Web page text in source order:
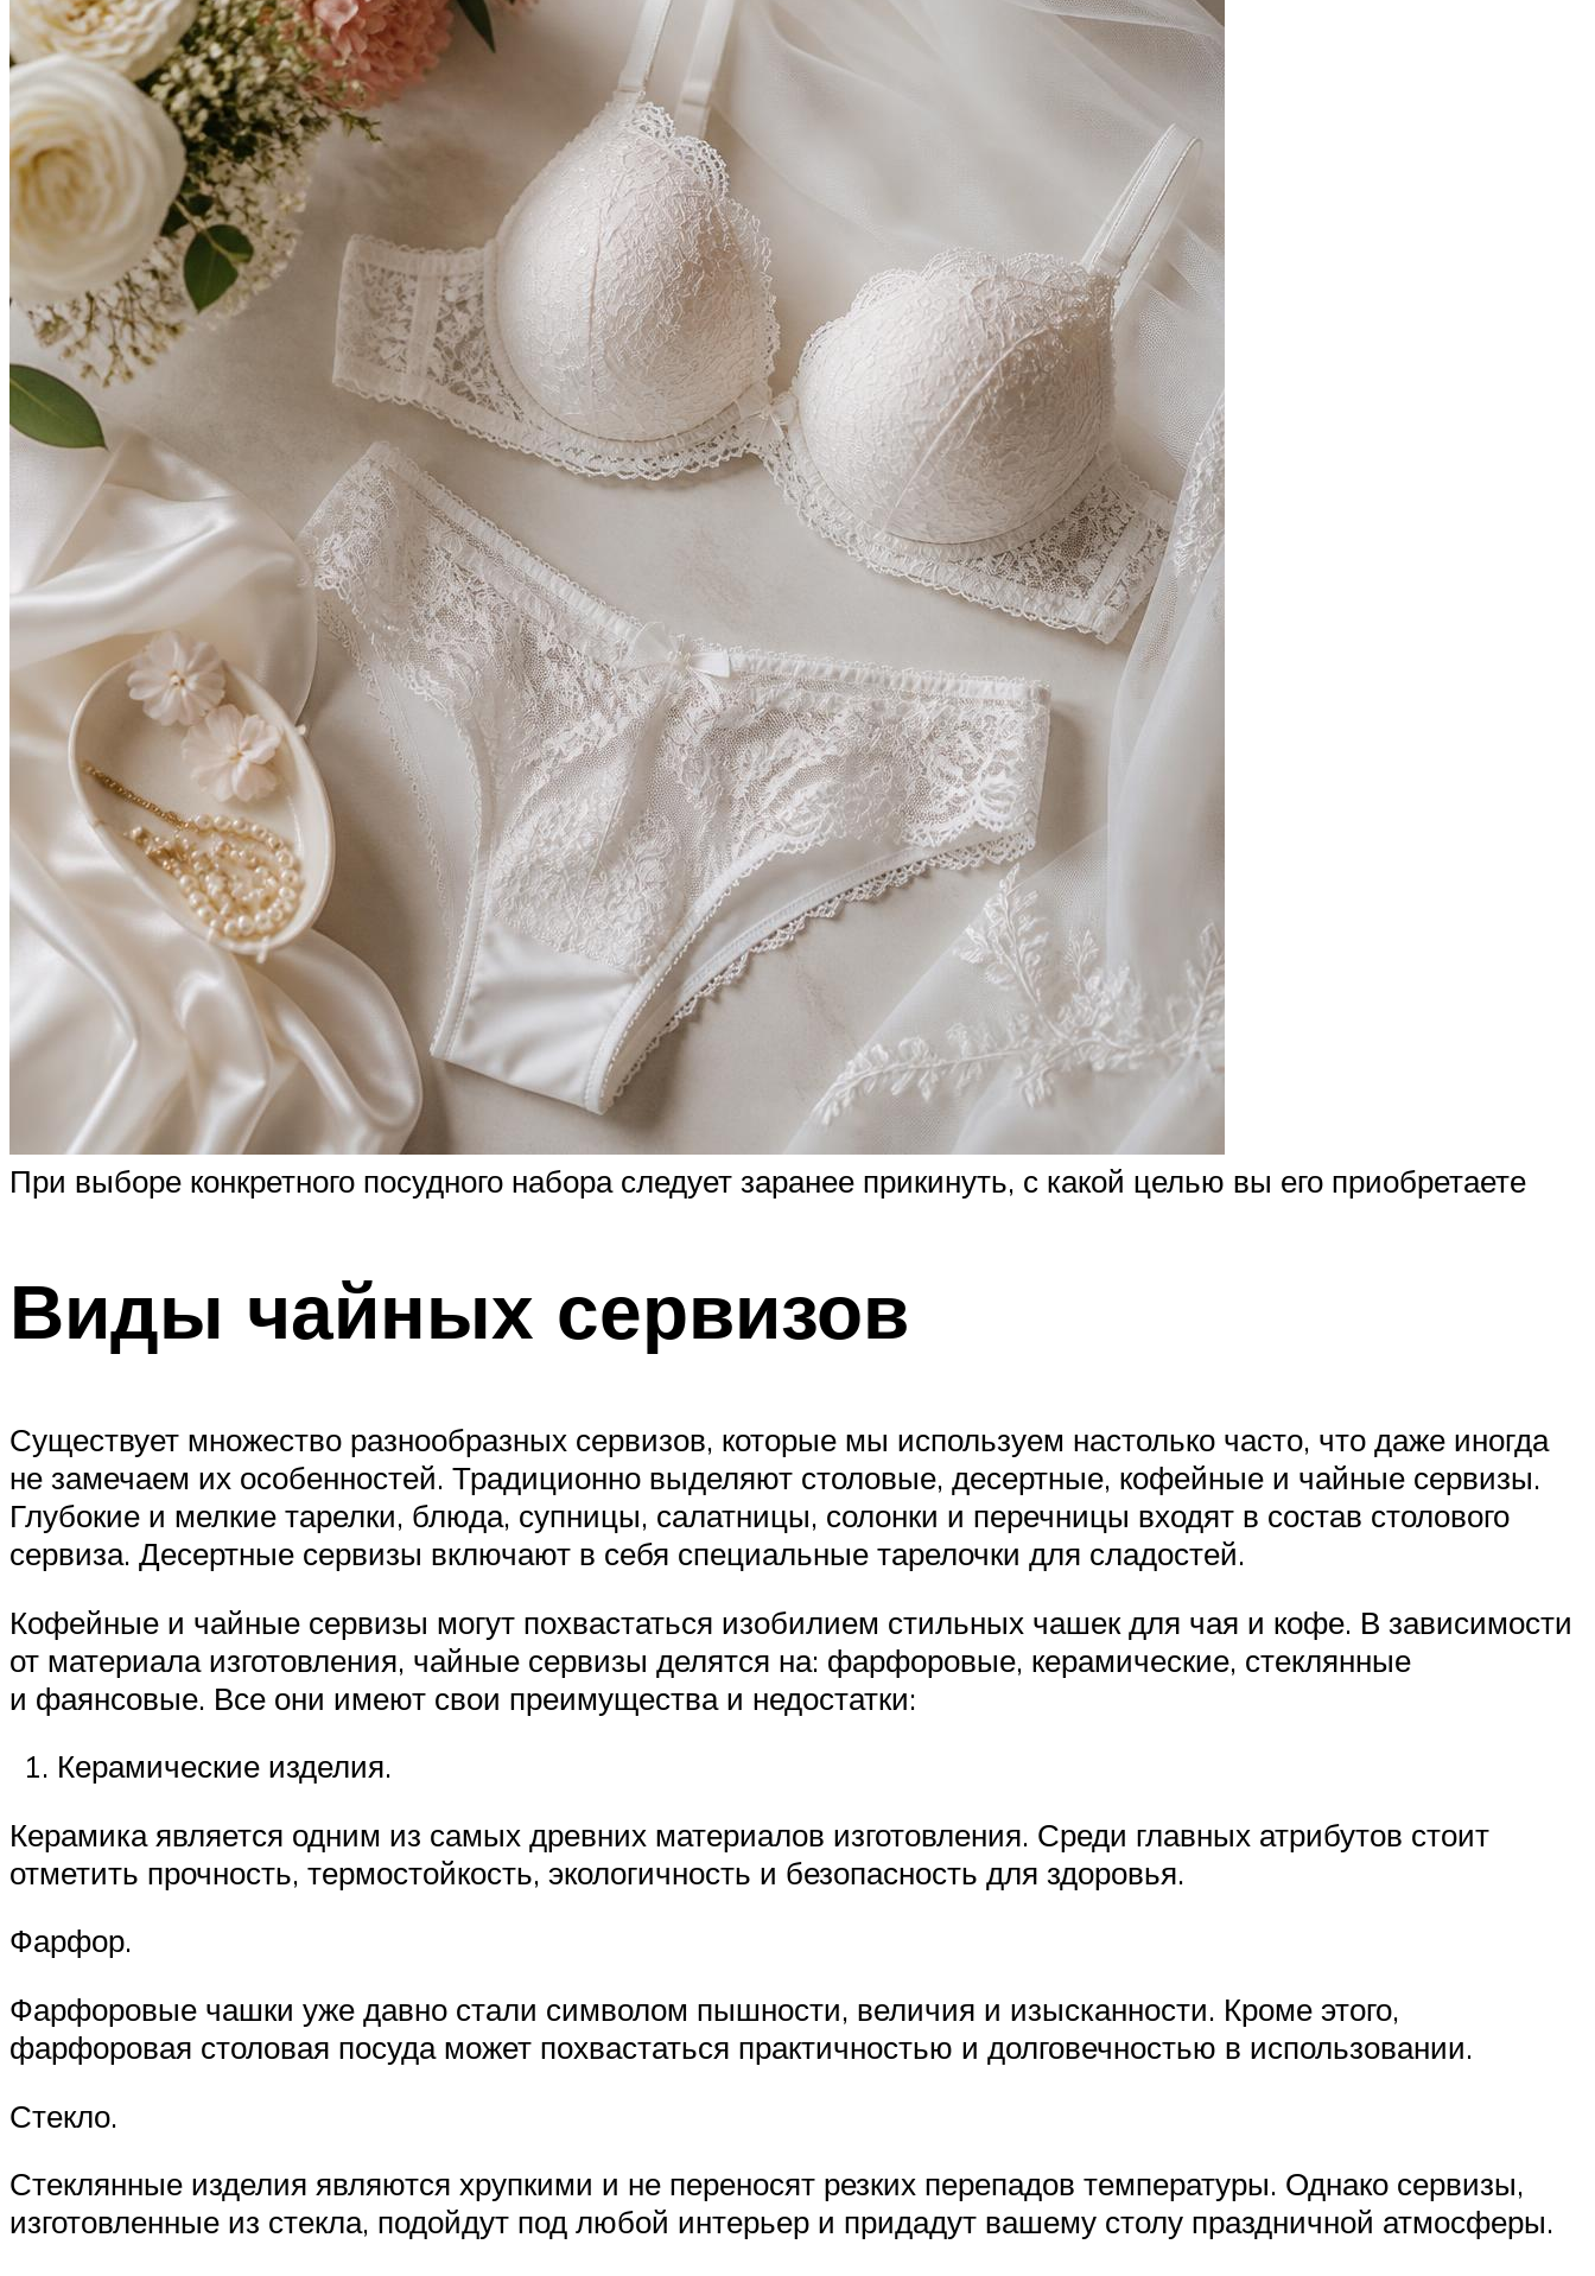
При выборе конкретного посудного набора следует заранее прикинуть, с какой целью вы его приобретаете
Виды чайных сервизов
Существует множество разнообразных сервизов, которые мы используем настолько часто, что даже иногда
не замечаем их особенностей. Традиционно выделяют столовые, десертные, кофейные и чайные сервизы.
Глубокие и мелкие тарелки, блюда, супницы, салатницы, солонки и перечницы входят в состав столового
сервиза. Десертные сервизы включают в себя специальные тарелочки для сладостей.
Кофейные и чайные сервизы могут похвастаться изобилием стильных чашек для чая и кофе. В зависимости
от материала изготовления, чайные сервизы делятся на: фарфоровые, керамические, стеклянные
и фаянсовые. Все они имеют свои преимущества и недостатки:
Керамические изделия.
Керамика является одним из самых древних материалов изготовления. Среди главных атрибутов стоит
отметить прочность, термостойкость, экологичность и безопасность для здоровья.
Фарфор.
Фарфоровые чашки уже давно стали символом пышности, величия и изысканности. Кроме этого,
фарфоровая столовая посуда может похвастаться практичностью и долговечностью в использовании.
Стекло.
Стеклянные изделия являются хрупкими и не переносят резких перепадов температуры. Однако сервизы,
изготовленные из стекла, подойдут под любой интерьер и придадут вашему столу праздничной атмосферы.